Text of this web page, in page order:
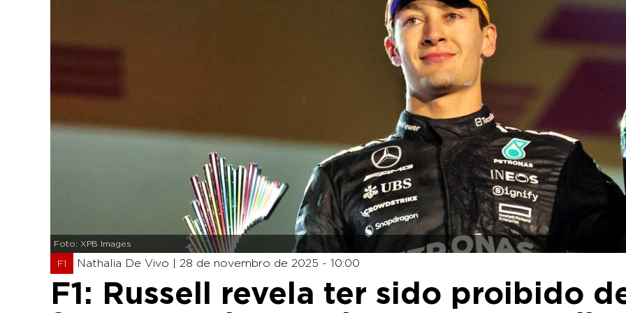
Foto: XPB Images
F1 Nathalia De Vivo | 28 de novembro de 2025 - 10:00
F1: Russell revela ter sido proibido